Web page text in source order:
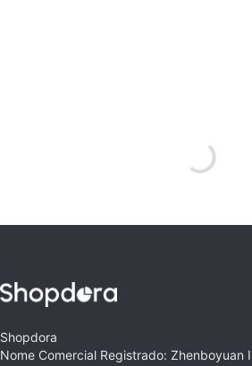
Shopdora
Nome Comercial Registrado: Zhenboyuan